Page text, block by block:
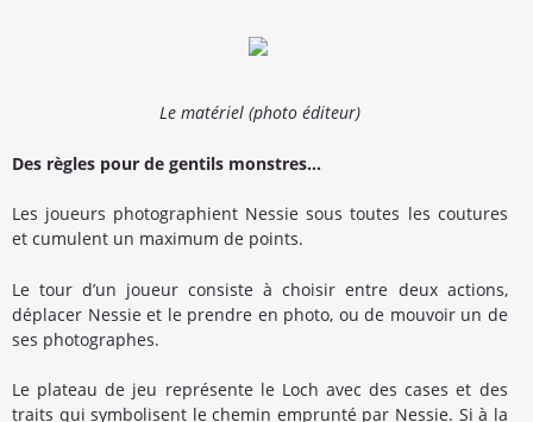
Le matériel (photo éditeur)
Des règles pour de gentils monstres…
Les joueurs photographient Nessie sous toutes les coutures
et cumulent un maximum de points.
Le tour d’un joueur consiste à choisir entre deux actions,
déplacer Nessie et le prendre en photo, ou de mouvoir un de
ses photographes.
Le plateau de jeu représente le Loch avec des cases et des
traits qui symbolisent le chemin emprunté par Nessie. Si à la